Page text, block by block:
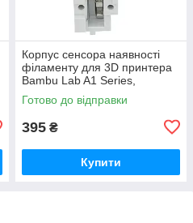
Корпус cенсора наявності
філаменту для 3D принтера
Bambu Lab A1 Series,
(оригінал, FAC055)
Готово до відправки
395 ₴
Купити